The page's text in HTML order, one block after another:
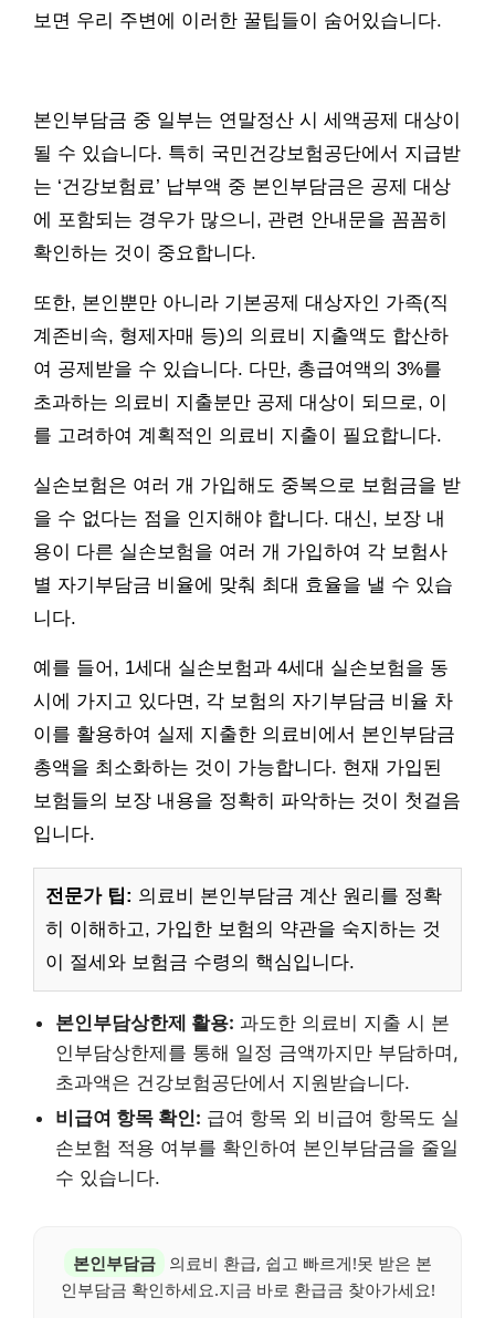
보면 우리 주변에 이러한 꿀팁들이 숨어있습니다.
본인부담금 중 일부는 연말정산 시 세액공제 대상이
될 수 있습니다. 특히 국민건강보험공단에서 지급받
는 ‘건강보험료’ 납부액 중 본인부담금은 공제 대상
에 포함되는 경우가 많으니, 관련 안내문을 꼼꼼히
확인하는 것이 중요합니다.
또한, 본인뿐만 아니라 기본공제 대상자인 가족(직
계존비속, 형제자매 등)의 의료비 지출액도 합산하
여 공제받을 수 있습니다. 다만, 총급여액의 3%를
초과하는 의료비 지출분만 공제 대상이 되므로, 이
를 고려하여 계획적인 의료비 지출이 필요합니다.
실손보험은 여러 개 가입해도 중복으로 보험금을 받
을 수 없다는 점을 인지해야 합니다. 대신, 보장 내
용이 다른 실손보험을 여러 개 가입하여 각 보험사
별 자기부담금 비율에 맞춰 최대 효율을 낼 수 있습
니다.
예를 들어, 1세대 실손보험과 4세대 실손보험을 동
시에 가지고 있다면, 각 보험의 자기부담금 비율 차
이를 활용하여 실제 지출한 의료비에서 본인부담금
총액을 최소화하는 것이 가능합니다. 현재 가입된
보험들의 보장 내용을 정확히 파악하는 것이 첫걸음
입니다.
전문가 팁: 의료비 본인부담금 계산 원리를 정확
히 이해하고, 가입한 보험의 약관을 숙지하는 것
이 절세와 보험금 수령의 핵심입니다.
본인부담상한제 활용: 과도한 의료비 지출 시 본
인부담상한제를 통해 일정 금액까지만 부담하며,
초과액은 건강보험공단에서 지원받습니다.
비급여 항목 확인: 급여 항목 외 비급여 항목도 실
손보험 적용 여부를 확인하여 본인부담금을 줄일
수 있습니다.
본인부담금
의료비 환급, 쉽고 빠르게!못 받은 본
인부담금 확인하세요.지금 바로 환급금 찾아가세요!